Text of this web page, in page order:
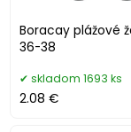
Boracay plážové
36-38
skladom 1693 ks
2.08 €